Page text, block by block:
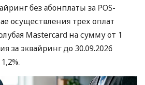
без абонплаты за POS-
осуществления трех оплат
Mastercard на сумму от 1
за эквайринг до 30.09.2026